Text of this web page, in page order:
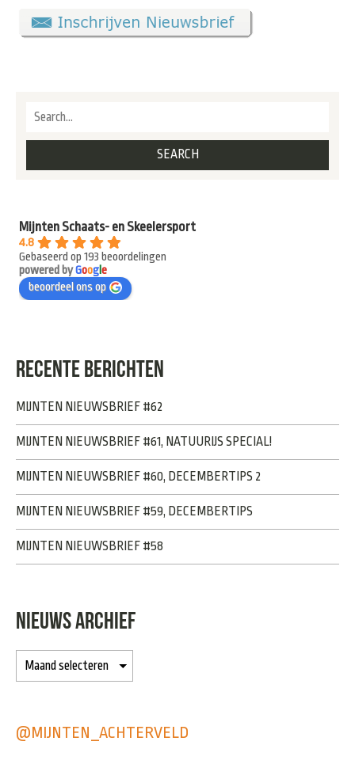
Mijnten Schaats- en Skeelersport
4.8
Gebaseerd op 193 beoordelingen
powered byGooge
beoordeel ons op
RECENTE BERICHTEN
MIJNTEN NIEUWSBRIEF #62
MIJNTEN NIEUWSBRIEF #61, NATUURIJS SPECIAL!
MIJNTEN NIEUWSBRIEF #60, DECEMBERTIPS 2
MIJNTEN NIEUWSBRIEF #59, DECEMBERTIPS
MIJNTEN NIEUWSBRIEF #58
NIEUWS ARCHIEF
@MIJNTEN_ACHTERVELD